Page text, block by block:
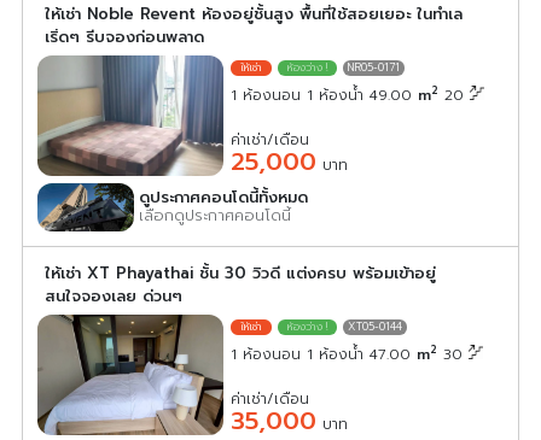
ให้เช่า Noble Revent ห้องอยู่ชั้นสูง พื้นที่ใช้สอยเยอะ ในทำเล
เริ่ดๆ รีบจองก่อนพลาด
NR05-0171
1 ห้องนอน 1 ห้องน้ำ 49.00 m2 20
ค่าเช่า/เดือน
25,000 บาท
ดูประกาศคอนโดนี้ทั้งหมด
เลือกดูประกาศคอนโดนี้
ให้เช่า XT Phayathai ชั้น 30 วิวดี แต่งครบ พร้อมเข้าอยู่
สนใจจองเลย ด่วนๆ
XT05-0144
1 ห้องนอน 1 ห้องน้ำ 47.00 m2 30
ค่าเช่า/เดือน
35,000 บาท